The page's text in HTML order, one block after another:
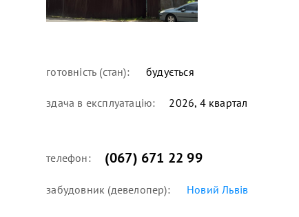
готовність (стан): будується
здача в експлуатацію: 2026, 4 квартал
телефон: (067) 671 22 99
забудовник (девелопер): Новий Львів